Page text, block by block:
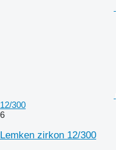
12/300
6
Lemken zirkon 12/300